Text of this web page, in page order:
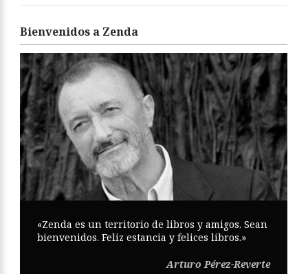
Bienvenidos a Zenda
«Zenda es un territorio de libros y amigos. Sean
bienvenidos. Feliz estancia y felices libros.»
Arturo Pérez-Reverte